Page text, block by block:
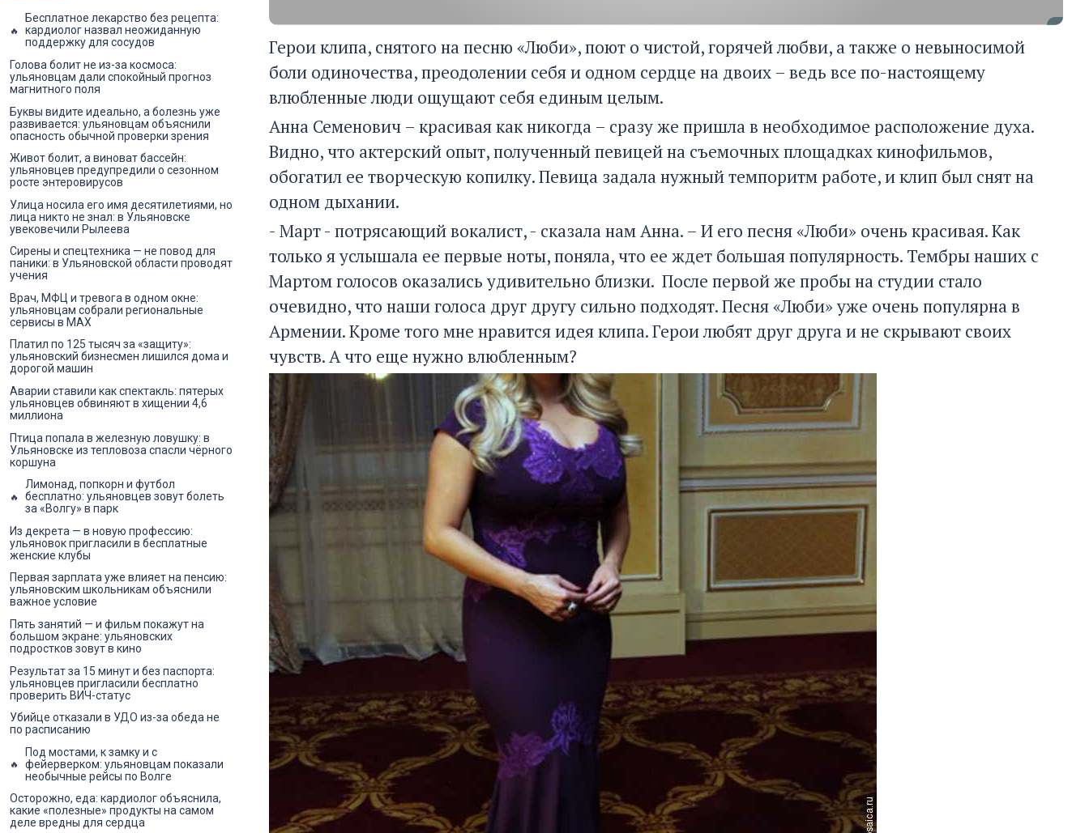
Герои клипа, снятого на песню «Люби», поют о чистой, горячей любви, а также о невыносимой
боли одиночества, преодолении себя и одном сердце на двоих – ведь все по-настоящему
влюбленные люди ощущают себя единым целым.
Анна Семенович – красивая как никогда – сразу же пришла в необходимое расположение духа.
Видно, что актерский опыт, полученный певицей на съемочных площадках кинофильмов,
обогатил ее творческую копилку. Певица задала нужный темпоритм работе, и клип был снят на
одном дыхании.
- Март - потрясающий вокалист, - сказала нам Анна. – И его песня «Люби» очень красивая. Как
только я услышала ее первые ноты, поняла, что ее ждет большая популярность. Тембры наших с
Мартом голосов оказались удивительно близки. После первой же пробы на студии стало
очевидно, что наши голоса друг другу сильно подходят. Песня «Люби» уже очень популярна в
Армении. Кроме того мне нравится идея клипа. Герои любят друг друга и не скрывают своих
чувств. А что еще нужно влюбленным?
Бесплатное лекарство без рецепта:
кардиолог назвал неожиданную
поддержку для сосудов
Голова болит не из-за космоса:
ульяновцам дали спокойный прогноз
магнитного поля
Буквы видите идеально, а болезнь уже
развивается: ульяновцам объяснили
опасность обычной проверки зрения
Живот болит, а виноват бассейн:
ульяновцев предупредили о сезонном
росте энтеровирусов
Улица носила его имя десятилетиями, но
лица никто не знал: в Ульяновске
увековечили Рылеева
Сирены и спецтехника — не повод для
паники: в Ульяновской области проводят
учения
Врач, МФЦ и тревога в одном окне:
ульяновцам собрали региональные
сервисы в MAX
Платил по 125 тысяч за «защиту»:
ульяновский бизнесмен лишился дома и
дорогой машин
Аварии ставили как спектакль: пятерых
ульяновцев обвиняют в хищении 4,6
миллиона
Птица попала в железную ловушку: в
Ульяновске из тепловоза спасли чёрного
коршуна
Лимонад, попкорн и футбол
бесплатно: ульяновцев зовут болеть
за «Волгу» в парк
Из декрета — в новую профессию:
ульяновок пригласили в бесплатные
женские клубы
Первая зарплата уже влияет на пенсию:
ульяновским школьникам объяснили
важное условие
Пять занятий — и фильм покажут на
большом экране: ульяновских
подростков зовут в кино
Результат за 15 минут и без паспорта:
ульяновцев пригласили бесплатно
проверить ВИЧ-статус
Убийце отказали в УДО из-за обеда не
по расписанию
Под мостами, к замку и с
фейерверком: ульяновцам показали
необычные рейсы по Волге
Осторожно, еда: кардиолог объяснила,
какие «полезные» продукты на самом
деле вредны для сердца